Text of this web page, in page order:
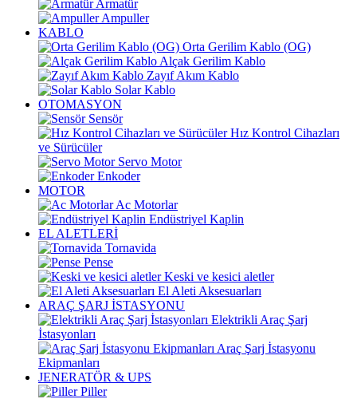
Armatür
Ampuller
KABLO
Orta Gerilim Kablo (OG)
Alçak Gerilim Kablo
Zayıf Akım Kablo
Solar Kablo
OTOMASYON
Sensör
Hız Kontrol Cihazları
ve Sürücüler
Servo Motor
Enkoder
MOTOR
Ac Motorlar
Endüstriyel Kaplin
EL ALETLERİ
Tornavida
Pense
Keski ve kesici aletler
El Aleti Aksesuarları
ARAÇ ŞARJ İSTASYONU
Elektrikli Araç Şarj
İstasyonları
Araç Şarj İstasyonu
Ekipmanları
JENERATÖR & UPS
Piller